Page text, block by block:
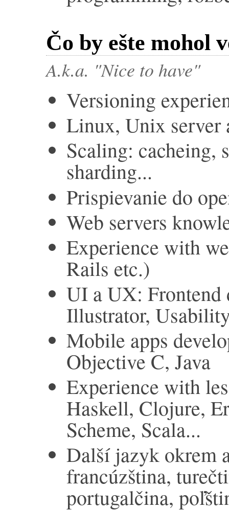
Čo by ešte mohol
A.k.a. "Nice to have"
Versioning
Linux, Unix server
Scaling: cacheing,
sharding...
Prispievanie do
Web servers
Experience with
Rails etc.)
UI a UX: Frontend
Illustrator,
Mobile apps
Objective C, Java
Experience with
Haskell, Clojure,
Scheme, Scala...
Další jazyk okrem
francúzština,
portugalčina,